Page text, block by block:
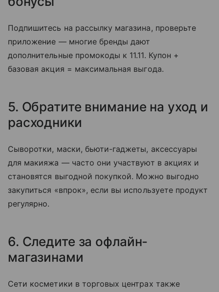
Подпишитесь на рассылку магазина, проверьте
приложение — многие бренды дают
дополнительные промокоды к 11.11. Купон +
базовая акция = максимальная выгода.
5. Обратите внимание на уход и
расходники
Сыворотки, маски, бьюти-гаджеты, аксессуары
для макияжа — часто они участвуют в акциях и
становятся выгодной покупкой. Можно выгодно
закупиться «впрок», если вы используете продукт
регулярно.
6. Следите за офлайн-
магазинами
Сети косметики в торговых центрах также